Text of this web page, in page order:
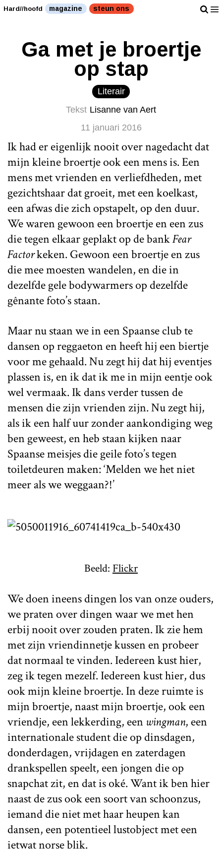
Hard//hoofd magazine steun ons
Ga met je broertje
op stap
Literair
Tekst Lisanne van Aert
11 januari 2016
Ik had er eigenlijk nooit over nagedacht dat
mijn kleine broertje ook een mens is. Een
mens met vrienden en verliefdheden, met
gezichtshaar dat groeit, met een koelkast,
een afwas die zich opstapelt, op den duur.
We waren gewoon een broertje en een zus
die tegen elkaar geplakt op de bankFear
Factorkeken. Gewoon een broertje en zus
die mee moesten wandelen, en die in
dezelfde gele bodywarmers op dezelfde
gênante foto’s staan.
Maar nu staan we in een Spaanse club te
dansen op reggaeton en heeft hij een biertje
voor me gehaald. Nu zegt hij dat hij eventjes
plassen is, en ik dat ik me in mijn eentje ook
wel vermaak. Ik dans verder tussen de
mensen die zijn vrienden zijn. Nu zegt hij,
als ik een half uur zonder aankondiging weg
ben geweest, en heb staan kijken naar
Spaanse meisjes die geile foto’s tegen
toiletdeuren maken: ‘Melden we het niet
meer als we weggaan?!’
Beeld: Flickr
We doen ineens dingen los van onze ouders,
we praten over dingen waar we met hen
erbij nooit over zouden praten. Ik zie hem
met zijn vriendinnetje kussen en probeer
dat normaal te vinden. Iedereen kust hier,
zeg ik tegen mezelf. Iedereen kust hier, dus
ook mijn kleine broertje. In deze ruimte is
mijn broertje, naast mijn broertje, ook een
vriendje, een lekkerding, eenwingman, een
internationale student die op dinsdagen,
donderdagen, vrijdagen en zaterdagen
drankspellen speelt, een jongen die op
snapchat zit, en dat is oké. Want ik ben hier
naast de zus ook een soort van schoonzus,
iemand die niet met haar heupen kan
dansen, een potentieel lustobject met een
ietwat norse blik.